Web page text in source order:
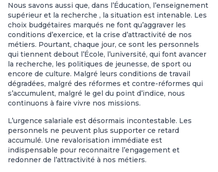
Nous savons aussi que, dans l’Éducation, l’enseignement
supérieur et la recherche , la situation est intenable. Les
choix budgétaires marqués ne font qu’aggraver les
conditions d’exercice, et la crise d’attractivité de nos
métiers. Pourtant, chaque jour, ce sont les personnels
qui tiennent debout l’École, l’université, qui font avancer
la recherche, les politiques de jeunesse, de sport ou
encore de culture. Malgré leurs conditions de travail
dégradées, malgré des réformes et contre-réformes qui
s’accumulent, malgré le gel du point d’indice, nous
continuons à faire vivre nos missions.
L’urgence salariale est désormais incontestable. Les
personnels ne peuvent plus supporter ce retard
accumulé. Une revalorisation immédiate est
indispensable pour reconnaitre l’engagement et
redonner de l’attractivité à nos métiers.